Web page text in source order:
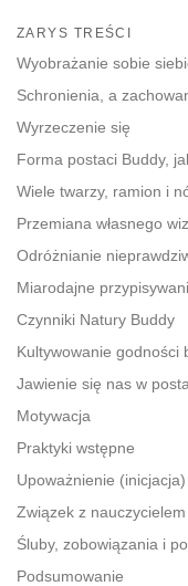
ZARYS TREŚCI
Wyobrażanie sobie
Schronienia, a
Wyrzeczenie się
Forma postaci Buddy,
Wiele twarzy, ramion i
Przemiana własnego
Odróżnianie
Miarodajne
Czynniki Natury Buddy
Kultywowanie godności
Jawienie się nas w
Motywacja
Praktyki wstępne
Upoważnienie (inicjacja)
Związek z
Śluby, zobowiązania i
Podsumowanie